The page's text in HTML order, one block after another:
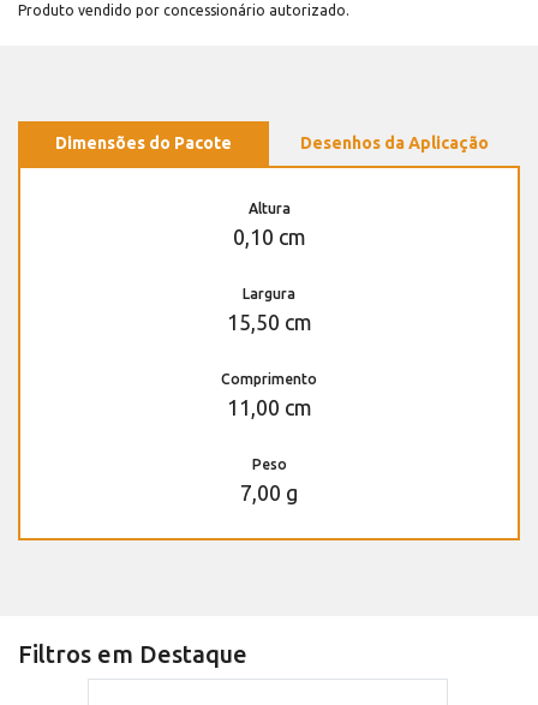
Produto vendido por concessionário autorizado.
Dimensões do Pacote Desenhos da Aplicação
Altura
0,10 cm
Largura
15,50 cm
Comprimento
11,00 cm
Peso
7,00 g
Filtros em Destaque